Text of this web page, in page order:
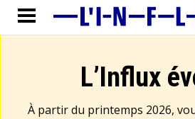
L’Influx
À partir du printemps 2026,